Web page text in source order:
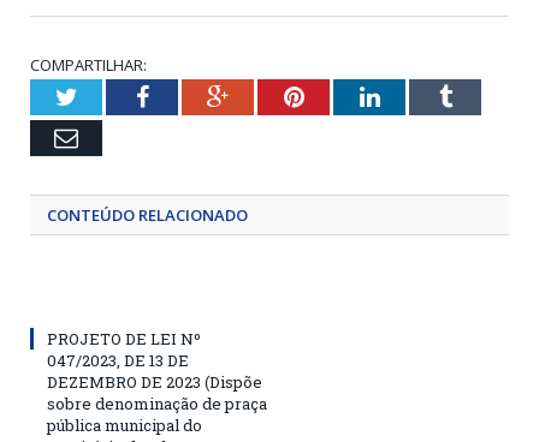
COMPARTILHAR:
TwitterFacebookGoogle+PinterestLinkedInTumblr
Email
CONTEÚDO RELACIONADO
PROJETO DE LEI Nº
047/2023, DE 13 DE
DEZEMBRO DE 2023 (Dispõe
sobre denominação de praça
pública municipal do